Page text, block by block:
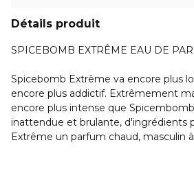
Détails produit
SPICEBOMB EXTRÊME EAU DE
Spicebomb Extrême va encore plus
encore plus addictif. Extrêmement
encore plus intense que
inattendue et brulante, d'ingrédients
Extrême un parfum chaud, masculin